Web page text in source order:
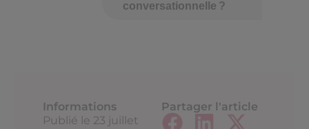
conversationnelle ?
Informations
Publié le 23 juillet
Partager l'article